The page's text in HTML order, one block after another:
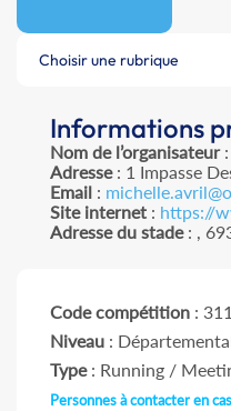
Choisir une rubrique
Informations
Nom de l’organisateur:
Adresse: 1 Impasse
Email :
Site internet : https://
Adresse du stade: ,
Code compétition :
Niveau :
Type: Running /
Personnes à contacter en